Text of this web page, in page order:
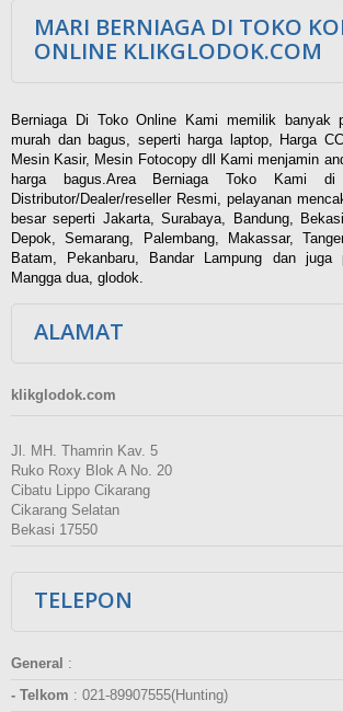
MARI BERNIAGA DI TOKO
ONLINE KLIKGLODOK.COM
Berniaga Di Toko Online Kami memilik banyak
murah dan bagus, seperti harga laptop, Harga
Mesin Kasir, Mesin Fotocopy dll Kami menjamin
harga bagus.Area Berniaga Toko Kami di
Distributor/Dealer/reseller Resmi, pelayanan
besar seperti Jakarta, Surabaya, Bandung,
Depok, Semarang, Palembang, Makassar,
Batam, Pekanbaru, Bandar Lampung dan juga
Mangga dua, glodok.
ALAMAT
klikglodok.com
Jl. MH. Thamrin Kav. 5
Ruko Roxy Blok A No. 20
Cibatu Lippo Cikarang
Cikarang Selatan
Bekasi 17550
TELEPON
General :
- Telkom : 021-89907555(Hunting)